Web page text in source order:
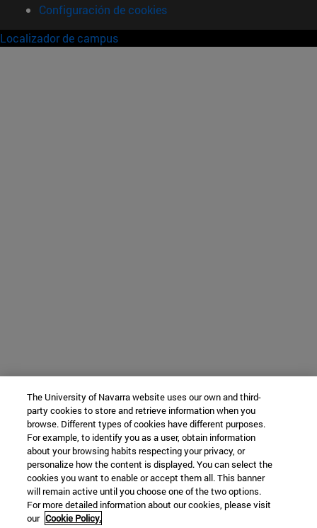
Configuración de cookies
Localizador de campus
The University of Navarra website uses our own and third-
party cookies to store and retrieve information when you
browse. Different types of cookies have different purposes.
For example, to identify you as a user, obtain information
about your browsing habits respecting your privacy, or
personalize how the content is displayed. You can select the
cookies you want to enable or accept them all. This banner
will remain active until you choose one of the two options.
For more detailed information about our cookies, please visit
our Cookie Policy.